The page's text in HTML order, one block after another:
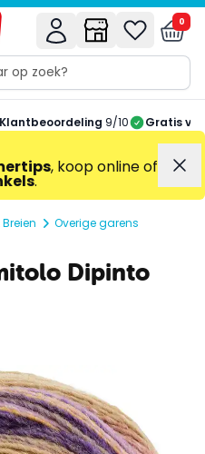
0
Klantbeoordeling 9/10 Gratis
, koop online of
.
Overige garens
Dipinto